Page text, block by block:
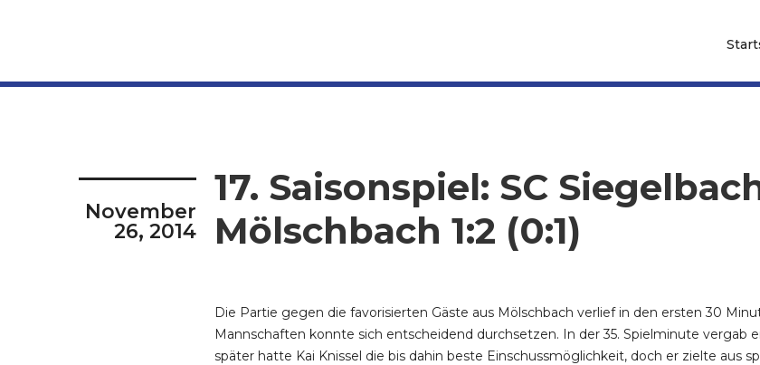
November
26, 2014
17. Saisonspiel: SC
Mölschbach 1:2 (0:1)
Die Partie gegen die favorisierten Gäste aus Mölschbach verlief in den ersten 30
Mannschaften konnte sich entscheidend durchsetzen. In der 35. Spielminute vergab
später hatte Kai Knissel die bis dahin beste Einschussmöglichkeit, doch er zielte aus